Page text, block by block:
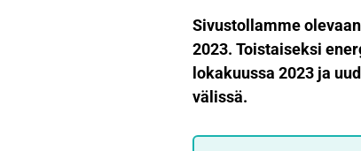
Sivustollamme
2023. Toistaiseksi
lokakuussa 2023 ja
välissä.